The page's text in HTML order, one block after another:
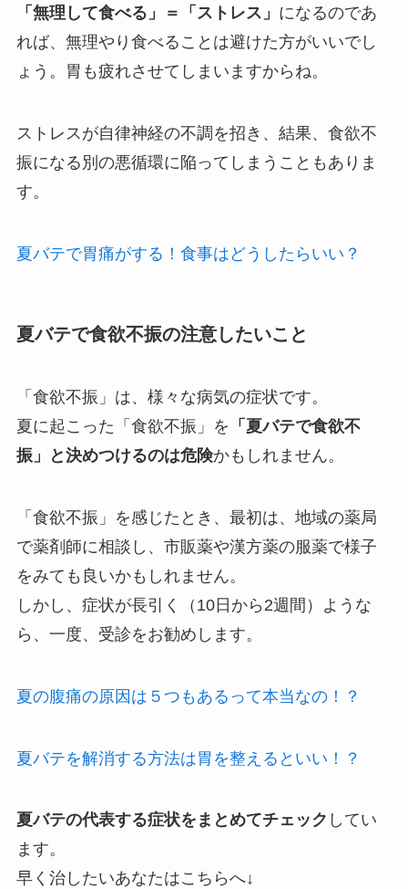
「無理して食べる」＝「ストレス」 になるのであ
れば、無理やり食べることは避けた方がいいでし
ょう。胃も疲れさせてしまいますからね。
ストレスが自律神経の不調を招き、結果、食欲不
振になる別の悪循環に陥ってしまうこともありま
す。
夏バテで胃痛がする！食事はどうしたらいい？
夏バテで食欲不振の注意したいこと
「食欲不振」は、様々な病気の症状です。
夏に起こった「食欲不振」を 「夏バテで食欲不
振」と決めつけるのは危険かもしれません。
「食欲不振」を感じたとき、最初は、地域の薬局
で薬剤師に相談し、市販薬や漢方薬の服薬で様子
をみても良いかもしれません。
しかし、症状が長引く（10日から2週間）ような
ら、一度、受診をお勧めします。
夏の腹痛の原因は５つもあるって本当なの！？
夏バテを解消する方法は胃を整えるといい！？
夏バテの代表する症状をまとめてチェック してい
ます。
早く治したいあなたはこちらへ↓